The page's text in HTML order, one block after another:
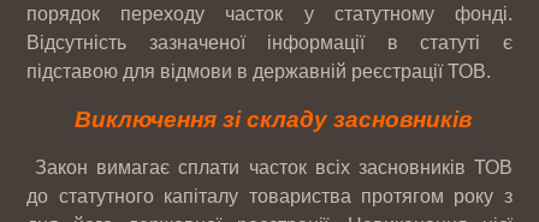
порядок переходу часток у статутному фонді.
Відсутність зазначеної інформації в статуті є
підставою для відмови в державній реєстрації ТОВ.
Виключення зі складу засновників
Закон вимагає сплати часток всіх засновників ТОВ
до статутного капіталу товариства протягом року з